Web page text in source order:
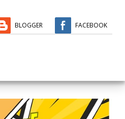
BLOGGER FACEBOOK